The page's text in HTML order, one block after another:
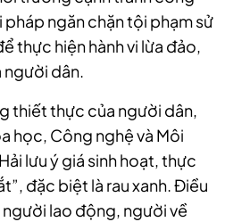
ngăn chặn tội phạm sử
thực hiện hành vi lừa đảo,
người dân.
thiết thực của người dân,
học, Công nghệ và Môi
lưu ý giá sinh hoạt, thực
đặc biệt là rau xanh. Điều
lao động, người về